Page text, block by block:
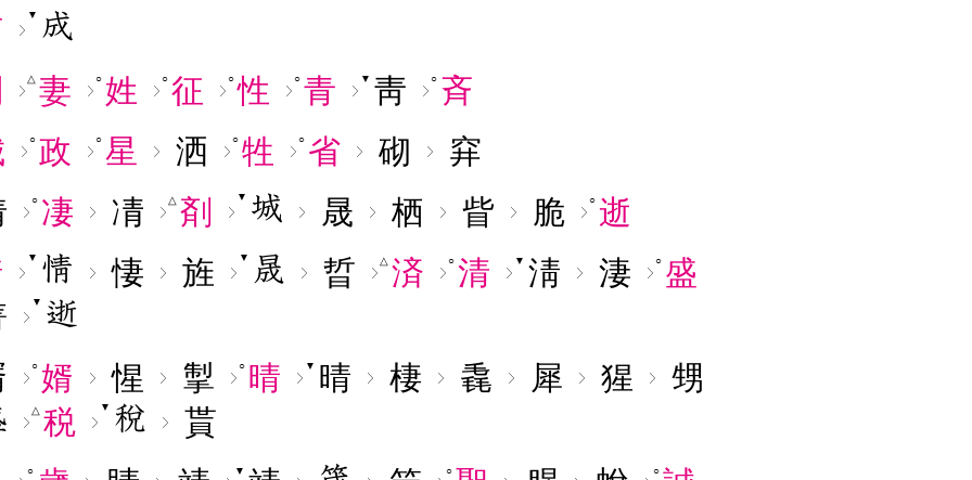
▼
△ 妻 ○ 姓 ○ 征 ○ 性 ○ 青 ▼ 靑 ○ 斉
○ 政 ○ 星 洒 ○ 牲 ○ 省 砌 穽
○ 凄 凊 △ 剤 ▼ 晟 栖 眥 脆 ○ 逝
▼ 悽 旌 ▼ 晢 △ 済 ○ 清 ▼ 淸 淒 ○ 盛
▼
○ 婿 惺 掣 ○ 晴 ▼ 晴 棲 毳 犀 猩 甥
△ 税 ▼ 貰
○ ▼ ○ ○